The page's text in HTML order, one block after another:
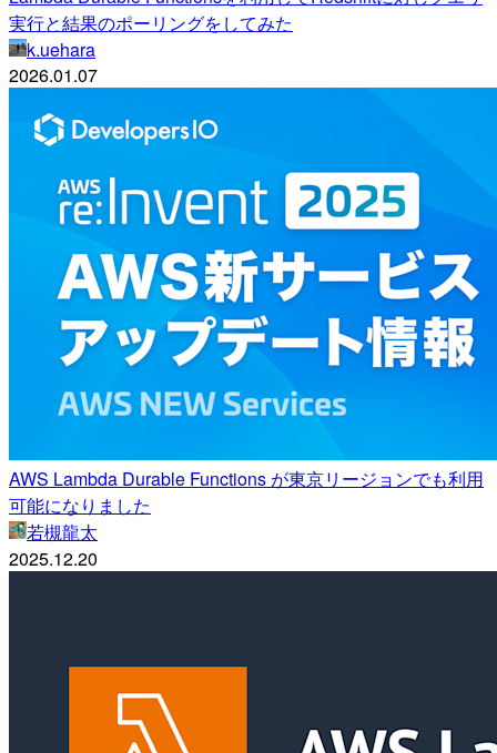
実行と結果のポーリングをしてみた
k.uehara
2026.01.07
AWS Lambda Durable Functions が東京リージョンでも利用
可能になりました
若槻龍太
2025.12.20